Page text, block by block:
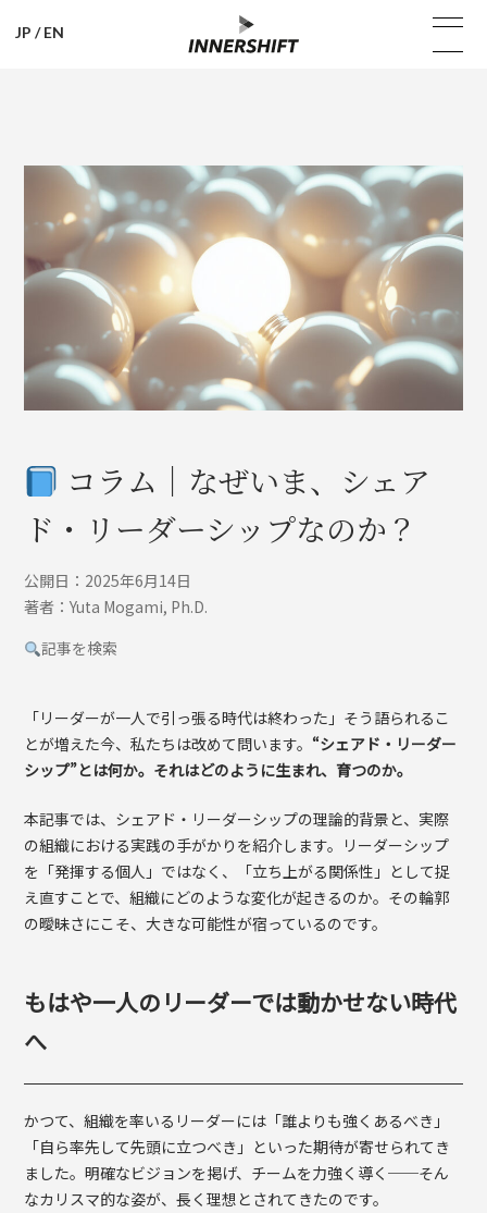
JP /EN
コラム｜なぜいま、シェア
ド・リーダーシップなのか？
公開日：2025年6月14日
著者：Yuta Mogami, Ph.D.
記事を検索
「リーダーが一人で引っ張る時代は終わった」そう語られるこ
とが増えた今、私たちは改めて問います。 “シェアド・リーダー
シップ”とは何か。それはどのように生まれ、育つのか。
本記事では、シェアド・リーダーシップの理論的背景と、実際
の組織における実践の手がかりを紹介します。リーダーシップ
を「発揮する個人」ではなく、「立ち上がる関係性」として捉
え直すことで、組織にどのような変化が起きるのか。その輪郭
の曖昧さにこそ、大きな可能性が宿っているのです。
もはや一人のリーダーでは動かせない時代
へ
かつて、組織を率いるリーダーには「誰よりも強くあるべき」
「自ら率先して先頭に立つべき」といった期待が寄せられてき
ました。明確なビジョンを掲げ、チームを力強く導く──そん
なカリスマ的な姿が、長く理想とされてきたのです。